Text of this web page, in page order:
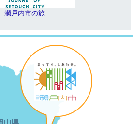
瀬戸内市の旅